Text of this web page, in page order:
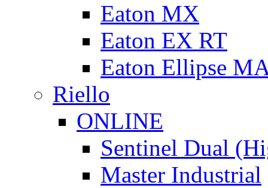
Eaton MX
Eaton EX RT
Eaton Ellipse
Riello
ONLINE
Sentinel Dual
Master Industrial